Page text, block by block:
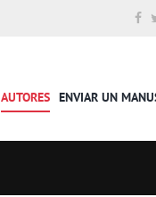
AUTORES ENVIAR UN